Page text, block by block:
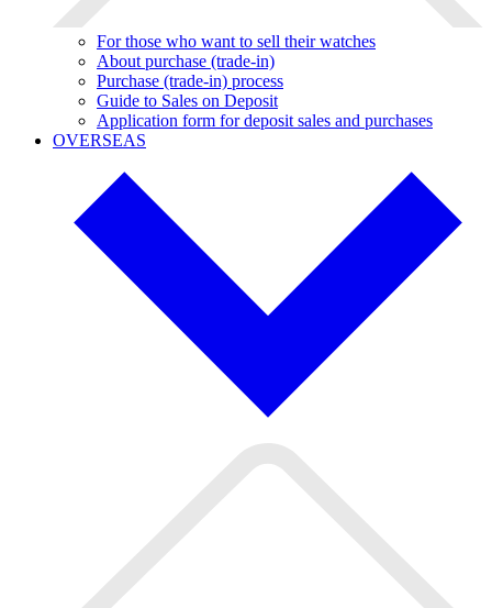
For those who want to sell their watches
About purchase (trade-in)
Purchase (trade-in) process
Guide to Sales on Deposit
Application form for deposit sales and purchases
OVERSEAS